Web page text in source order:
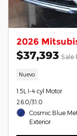
2026
$37,393 Sale
Nuevo
1.5L I-4 cyl Motor
26.0/31.0
Cosmic Blue
Exterior